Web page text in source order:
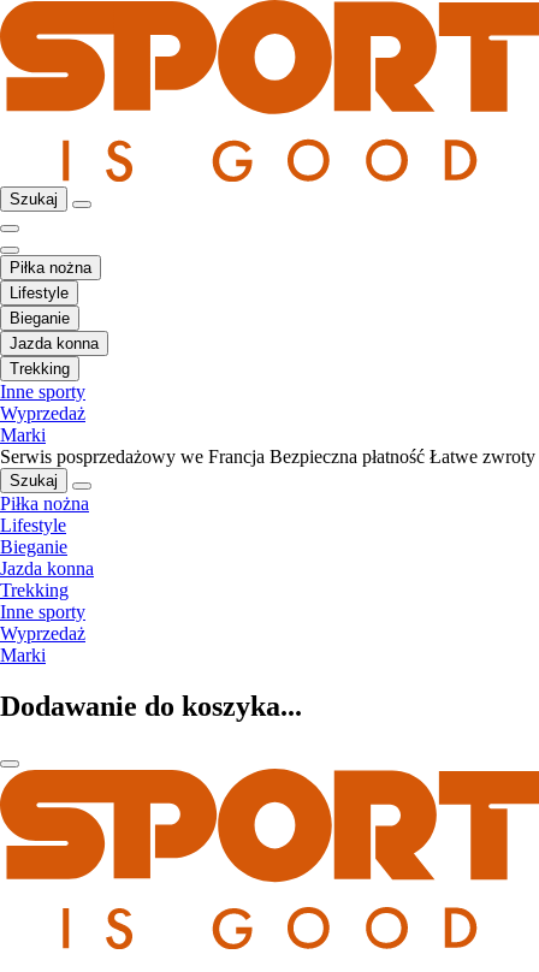
Szukaj
Piłka nożna
Lifestyle
Bieganie
Jazda konna
Trekking
Inne sporty
Wyprzedaż
Marki
Serwis posprzedażowy we Francja Bezpieczna płatność Łatwe zwroty
Szukaj
Piłka nożna
Lifestyle
Bieganie
Jazda konna
Trekking
Inne sporty
Wyprzedaż
Marki
Dodawanie do koszyka...